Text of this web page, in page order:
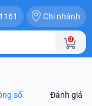
Chi nhánh
0
số Đánh giá